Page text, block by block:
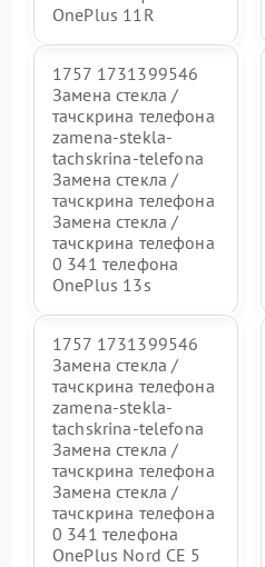
OnePlus 11R
1757 1731399546
Замена стекла /
тачскрина телефона
zamena-stekla-
tachskrina-telefona
Замена стекла /
тачскрина телефона
Замена стекла /
тачскрина телефона
0 341 телефона
OnePlus 13s
1757 1731399546
Замена стекла /
тачскрина телефона
zamena-stekla-
tachskrina-telefona
Замена стекла /
тачскрина телефона
Замена стекла /
тачскрина телефона
0 341 телефона
OnePlus Nord CE 5